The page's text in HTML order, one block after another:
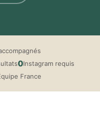
0Instagram requis
France